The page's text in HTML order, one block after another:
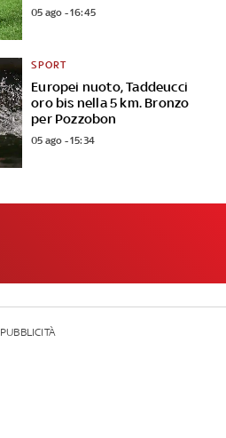
05 ago - 16:45
Europei nuoto, Taddeucci
oro bis nella 5 km. Bronzo
per Pozzobon
SPORT
05 ago - 15:34
PUBBLICITÀ